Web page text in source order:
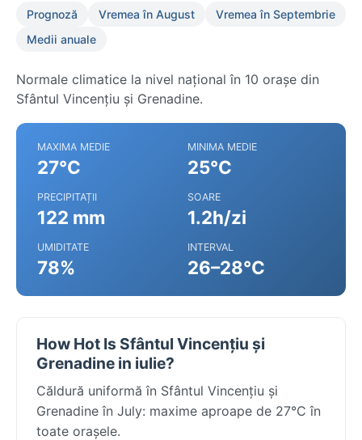
Prognoză Vremea în August
Vremea în Septembrie
Medii anuale
Normale climatice la nivel național în 10 orașe din
Sfântul Vincențiu și Grenadine.
MAXIMA MEDIE
27°C
MINIMA MEDIE
25°C
PRECIPITAȚII
122 mm
SOARE
1.2h/zi
UMIDITATE
78%
INTERVAL
26–28°C
How Hot Is Sfântul Vincențiu și
Grenadine in iulie?
Căldură uniformă în Sfântul Vincențiu și
Grenadine în July: maxime aproape de 27°C în
toate orașele.